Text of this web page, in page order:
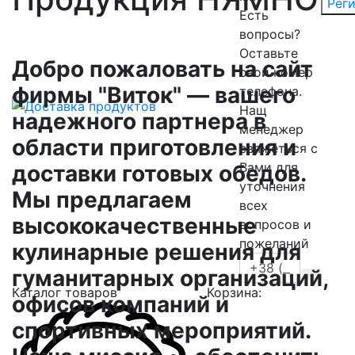
Есть
вопросы?
Оставьте
свой номер
телефона.
Нащ
менеджер
свяжеться с
Вами для
уточнения
всех
вопросов и
пожеланий
Каталог товаров Корзина:
Добро пожаловать на сайт
фирмы "Виток" — вашего
надежного партнера в
области приготовления и
доставки готовых обедов.
Мы предлагаем
высококачественные
кулинарные решения для
гуманитарных организаций,
офисов компаний и
спортивных мероприятий.